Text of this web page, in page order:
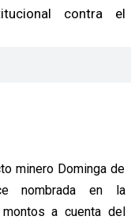
contra el
minero Dominga de
nombrada en la
a cuenta del